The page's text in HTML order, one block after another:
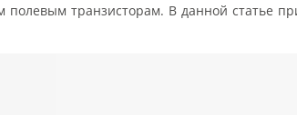
транзисторам. В данной статье